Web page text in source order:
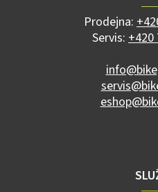
Prodejna:
Servis: +420